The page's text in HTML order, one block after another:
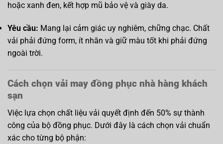
hoặc xanh đen, kết hợp mũ bảo vệ và giày da.
Yêu cầu: Mang lại cảm giác uy nghiêm, chững chạc. Chất
vải phải đứng form, ít nhăn và giữ màu tốt khi phải đứng
ngoài trời.
Cách chọn vải may đồng phục nhà hàng khách
sạn
Việc lựa chọn chất liệu vải quyết định đến 50% sự thành
công của bộ đồng phục. Dưới đây là cách chọn vải chuẩn
xác cho từng bộ phận: